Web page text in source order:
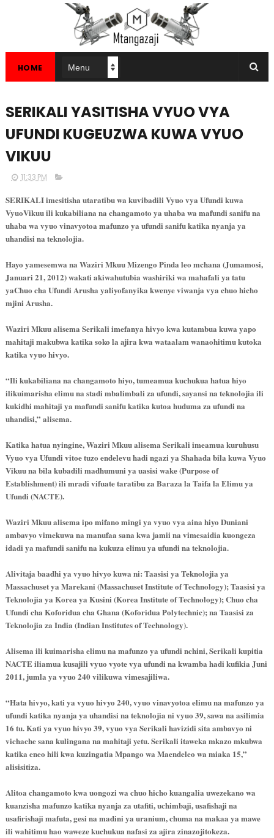
HOME
SERIKALI YASITISHA VYUO VYA
UFUNDI KUGEUZWA KUWA VYUO
VIKUU
11:33 PM
SERIKALI imesitisha utaratibu wa kuvibadili Vyuo vya Ufundi kuwa
VyuoVikuu ili kukabiliana na changamoto ya uhaba wa mafundi sanifu na
uhaba wa vyuo vinavyotoa mafunzo ya ufundi sanifu katika nyanja ya
uhandisi na teknolojia.
Hayo yamesemwa na Waziri Mkuu Mizengo Pinda leo mchana (Jumamosi,
Januari 21, 2012) wakati akiwahutubia washiriki wa mahafali ya tatu
yaChuo cha Ufundi Arusha yaliyofanyika kwenye viwanja vya chuo hicho
mjini Arusha.
Waziri Mkuu alisema Serikali imefanya hivyo kwa kutambua kuwa yapo
mahitaji makubwa katika soko la ajira kwa wataalam wanaohitimu kutoka
katika vyuo hivyo.
“Ili kukabiliana na changamoto hiyo, tumeamua kuchukua hatua hiyo
ilikuimarisha elimu na stadi mbalimbali za ufundi, sayansi na teknolojia ili
kukidhi mahitaji ya mafundi sanifu katika kutoa huduma za ufundi na
uhandisi,” alisema.
Katika hatua nyingine, Waziri Mkuu alisema Serikali imeamua kuruhusu
Vyuo vya Ufundi vitoe tuzo endelevu hadi ngazi ya Shahada bila kuwa Vyuo
Vikuu na bila kubadili madhumuni ya uasisi wake (Purpose of
Establishment) ili mradi vifuate taratibu za Baraza la Taifa la Elimu ya
Ufundi (NACTE).
Waziri Mkuu alisema ipo mifano mingi ya vyuo vya aina hiyo Duniani
ambavyo vimekuwa na manufaa sana kwa jamii na vimesaidia kuongeza
idadi ya mafundi sanifu na kukuza elimu ya ufundi na teknolojia.
Alivitaja baadhi ya vyuo hivyo kuwa ni: Taasisi ya Teknolojia ya
Massachuset ya Marekani (Massachuset Institute of Technology); Taasisi ya
Teknolojia ya Korea ya Kusini (Korea Institute of Technology); Chuo cha
Ufundi cha Koforidua cha Ghana (Koforidua Polytechnic); na Taasisi za
Teknolojia za India (Indian Institutes of Technology).
Alisema ili kuimarisha elimu na mafunzo ya ufundi nchini, Serikali kupitia
NACTE iliamua kusajili vyuo vyote vya ufundi na kwamba hadi kufikia Juni
2011, jumla ya vyuo 240 vilikuwa vimesajiliwa.
“Hata hivyo, kati ya vyuo hivyo 240, vyuo vinavyotoa elimu na mafunzo ya
ufundi katika nyanja ya uhandisi na teknolojia ni vyuo 39, sawa na asilimia
16 tu. Kati ya vyuo hivyo 39, vyuo vya Serikali havizidi sita ambavyo ni
vichache sana kulingana na mahitaji yetu. Serikali itaweka mkazo mkubwa
katika eneo hili kwa kuzingatia Mpango wa Maendeleo wa miaka 15,”
alisisitiza.
Alitoa changamoto kwa uongozi wa chuo hicho kuangalia uwezekano wa
kuanzisha mafunzo katika nyanja za utafiti, uchimbaji, usafishaji na
usafirishaji mafuta, gesi na madini ya uranium, chuma na makaa ya mawe
ili wahitimu hao waweze kuchukua nafasi za ajira zinazojitokeza.